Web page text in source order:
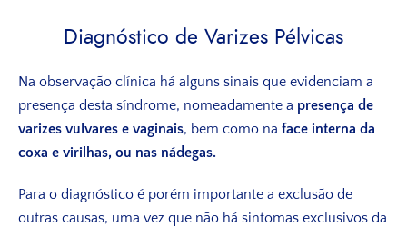
Diagnóstico de Varizes Pélvicas
Na observação clínica há alguns sinais que evidenciam a
presença desta síndrome, nomeadamente a presença de
varizes vulvares e vaginais, bem como na face interna da
coxa e virilhas, ou nas nádegas.
Para o diagnóstico é porém importante a exclusão de
outras causas, uma vez que não há sintomas exclusivos da